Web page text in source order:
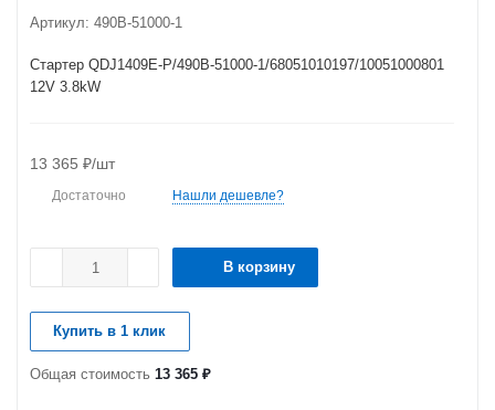
Артикул: 490B-51000-1
Стартер QDJ1409E-P/490B-51000-1/68051010197/10051000801
12V 3.8kW
13 365 ₽/шт
Достаточно Нашли дешевле?
В корзину
Купить в 1 клик
Общая стоимость 13 365 ₽